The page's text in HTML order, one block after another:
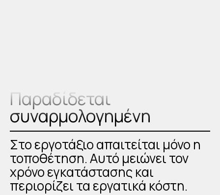
Παραδίδεται
συναρμολογημένη
Στο εργοτάξιο απαιτείται μόνο η
τοποθέτηση. Αυτό μειώνει τον
χρόνο εγκατάστασης και
περιορίζει τα εργατικά κόστη.